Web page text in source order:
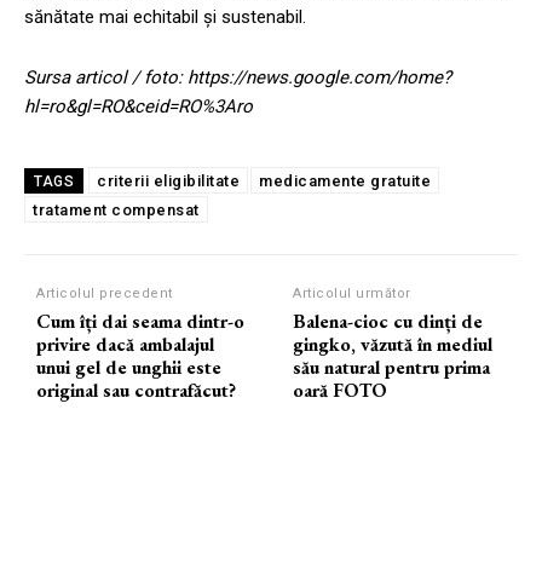
sănătate mai echitabil și sustenabil.
Sursa articol / foto: https://news.google.com/home?
hl=ro&gl=RO&ceid=RO%3Aro
TAGS criterii eligibilitate
medicamente gratuite
tratament compensat
Articolul precedent
Cum îți dai seama dintr-o
privire dacă ambalajul
unui gel de unghii este
original sau contrafăcut?
Articolul următor
Balena-cioc cu dinți de
gingko, văzută în mediul
său natural pentru prima
oară FOTO